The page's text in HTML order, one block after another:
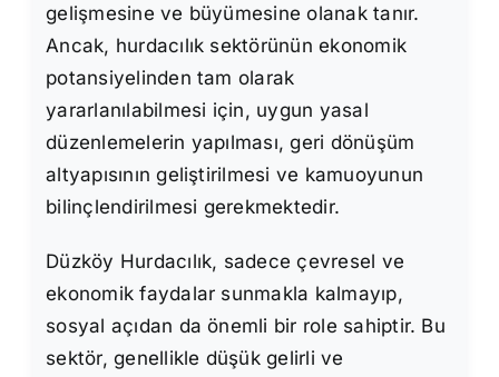
gelişmesine ve büyümesine olanak tanır.
Ancak, hurdacılık sektörünün ekonomik
potansiyelinden tam olarak
yararlanılabilmesi için, uygun yasal
düzenlemelerin yapılması, geri dönüşüm
altyapısının geliştirilmesi ve kamuoyunun
bilinçlendirilmesi gerekmektedir.
Düzköy Hurdacılık, sadece çevresel ve
ekonomik faydalar sunmakla kalmayıp,
sosyal açıdan da önemli bir role sahiptir. Bu
sektör, genellikle düşük gelirli ve